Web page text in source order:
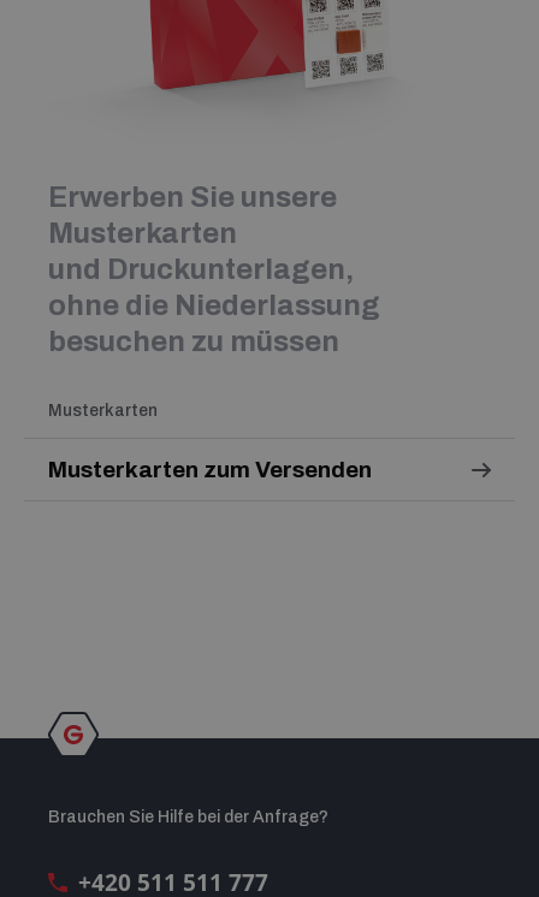
Erwerben Sie unsere
Musterkarten
und Druckunterlagen,
ohne die Niederlassung
besuchen zu müssen
Musterkarten
Musterkarten zum Versenden
Brauchen Sie Hilfe bei der Anfrage?
+420 511 511 777